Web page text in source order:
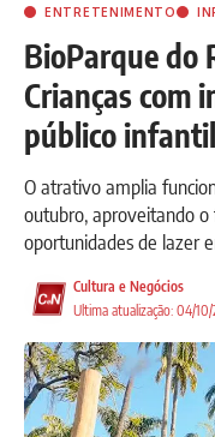
ENTRETENIMENTO
BioParque do
Crianças com
público infantil
O atrativo amplia
outubro, aproveitando
oportunidades de lazer
Ultima atualização: 04/
Cultura e Negócios